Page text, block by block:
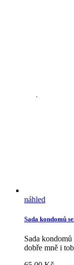
náhled
Sada kondomů
Sada
dobře mně i